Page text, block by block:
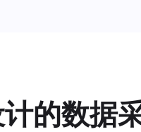
的数据